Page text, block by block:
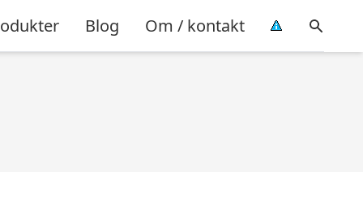
Blog Om / kontakt